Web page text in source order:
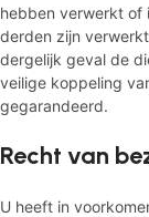
hebben verwerkt of
derden zijn
dergelijk geval de
veilige koppeling
gegarandeerd.
Recht van
U heeft in